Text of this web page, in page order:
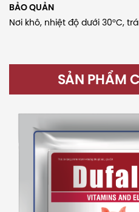
BẢO QUẢN
Nơi khô, nhiệt độ dưới 30°C,
SẢN PHẨM